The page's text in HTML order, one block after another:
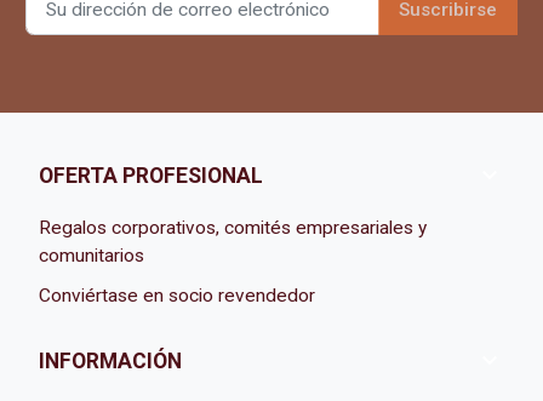
OFERTA PROFESIONAL
Regalos corporativos, comités empresariales y
comunitarios
Conviértase en socio revendedor
INFORMACIÓN